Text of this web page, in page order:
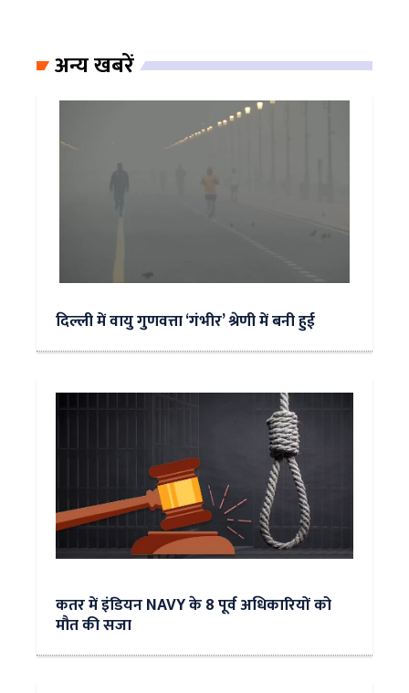
अन्य खबरें
दिल्ली में वायु गुणवत्ता ‘गंभीर’ श्रेणी में बनी हुई
कतर में इंडियन NAVY के 8 पूर्व अधिकारियों को
मौत की सजा